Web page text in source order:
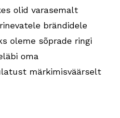
olid varasemalt
brändidele
oleme sõprade ringi
oma
märkimisväärselt